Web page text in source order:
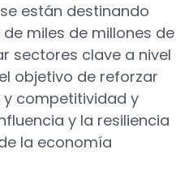
están destinando
miles de millones de
sectores clave a nivel
objetivo de reforzar
competitividad y
y la resiliencia
la economía